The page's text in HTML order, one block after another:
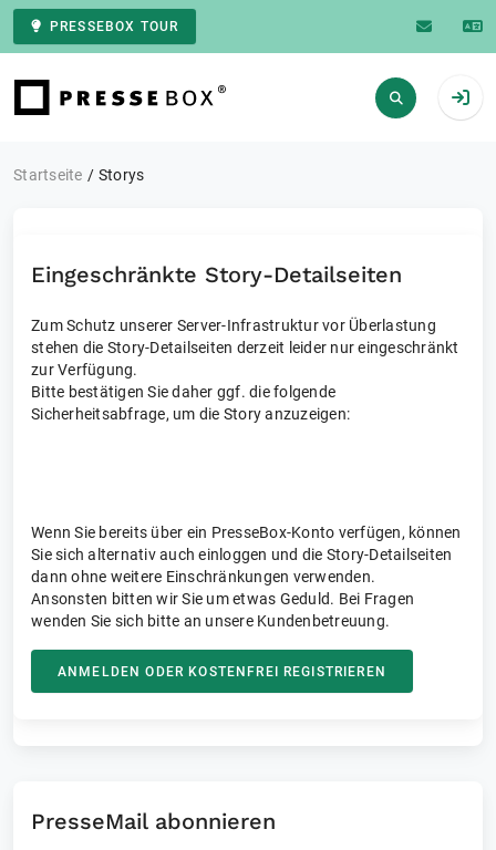
PRESSEBOX TOUR
Zur Startseite
Startseite Storys
Eingeschränkte Story-Detailseiten
Zum Schutz unserer Server-Infrastruktur vor Überlastung
stehen die Story-Detailseiten derzeit leider nur eingeschränkt
zur Verfügung.
Bitte bestätigen Sie daher ggf. die folgende
Sicherheitsabfrage, um die Story anzuzeigen:
Wenn Sie bereits über ein PresseBox-Konto verfügen, können
Sie sich alternativ auch einloggen und die Story-Detailseiten
dann ohne weitere Einschränkungen verwenden.
Ansonsten bitten wir Sie um etwas Geduld. Bei Fragen
wenden Sie sich bitte an unsere Kundenbetreuung.
ANMELDEN ODER KOSTENFREI REGISTRIEREN
PresseMail abonnieren